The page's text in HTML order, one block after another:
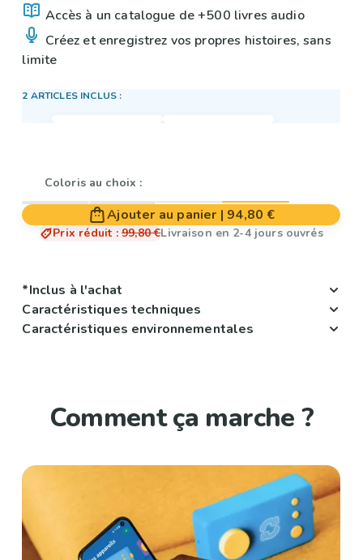
Accès à un catalogue de +500 livres audio
Créez et enregistrez vos propres histoires, sans
limite
2 ARTICLES INCLUS :
Coloris au choix :
Ajouter au panier | 94,80 €
Prix réduit : 99,80 €Livraison en 2-4 jours ouvrés
*Inclus à l'achat
Caractéristiques techniques
Caractéristiques environnementales
Comment ça marche ?